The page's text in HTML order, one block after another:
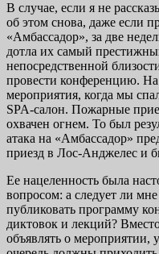
В случае, если я не
об этом снова, даже если
«Амбассадор», за две
дотла их самый
непосредственной
провести конференцию.
мероприятия, когда мы
SPA-салон. Пожарные
охвачен огнем. То был
атака на «Амбассадор»
приезд в Лос-Анджелес и
Ее нацеленность была
вопросом: а следует ли
публиковать программу
диктовок и лекций?
объявлять о мероприятии,